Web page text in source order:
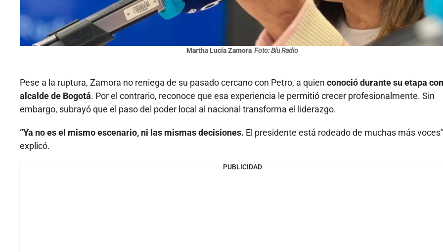
Martha Lucía Zamora Foto: Blu Radio
Pese a la ruptura, Zamora no reniega de su pasado cercano con Petro, a quien conociódurante su etapa
alcalde de Bogotá. Por el contrario, reconoce que esa experiencia le permitió crecer profesionalmente. Sin
embargo, subrayó que el paso del poder local al nacional transforma el liderazgo.
“Ya no es el mismo escenario, ni las mismas decisiones. El presidente está rodeado de muchas más
explicó.
PUBLICIDAD